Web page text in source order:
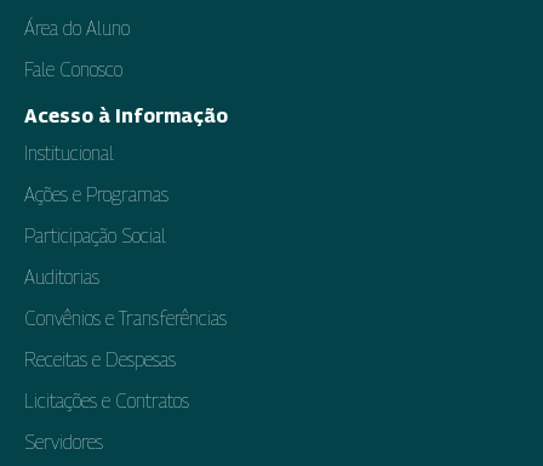
Área do Aluno
Fale Conosco
Acesso à Informação
Institucional
Ações e Programas
Participação Social
Auditorias
Convênios e Transferências
Receitas e Despesas
Licitações e Contratos
Servidores